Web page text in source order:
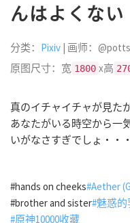
んはよくな
分类： Pixiv | 画师：
原图尺寸：宽 1800 x高
真のイチャイチャが見た
あなたがいる時空から一
いがなさすぎでしょ・・・
#hands on cheeks#Aether
#brother and sister#魅惑的
#原神10000收藏